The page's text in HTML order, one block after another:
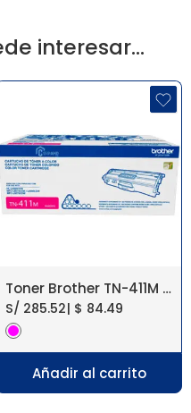
interesar…
Toner Brother TN-411M MFC-L8900CDW
S/ 285.52| $ 84.49
Añadir al carrito